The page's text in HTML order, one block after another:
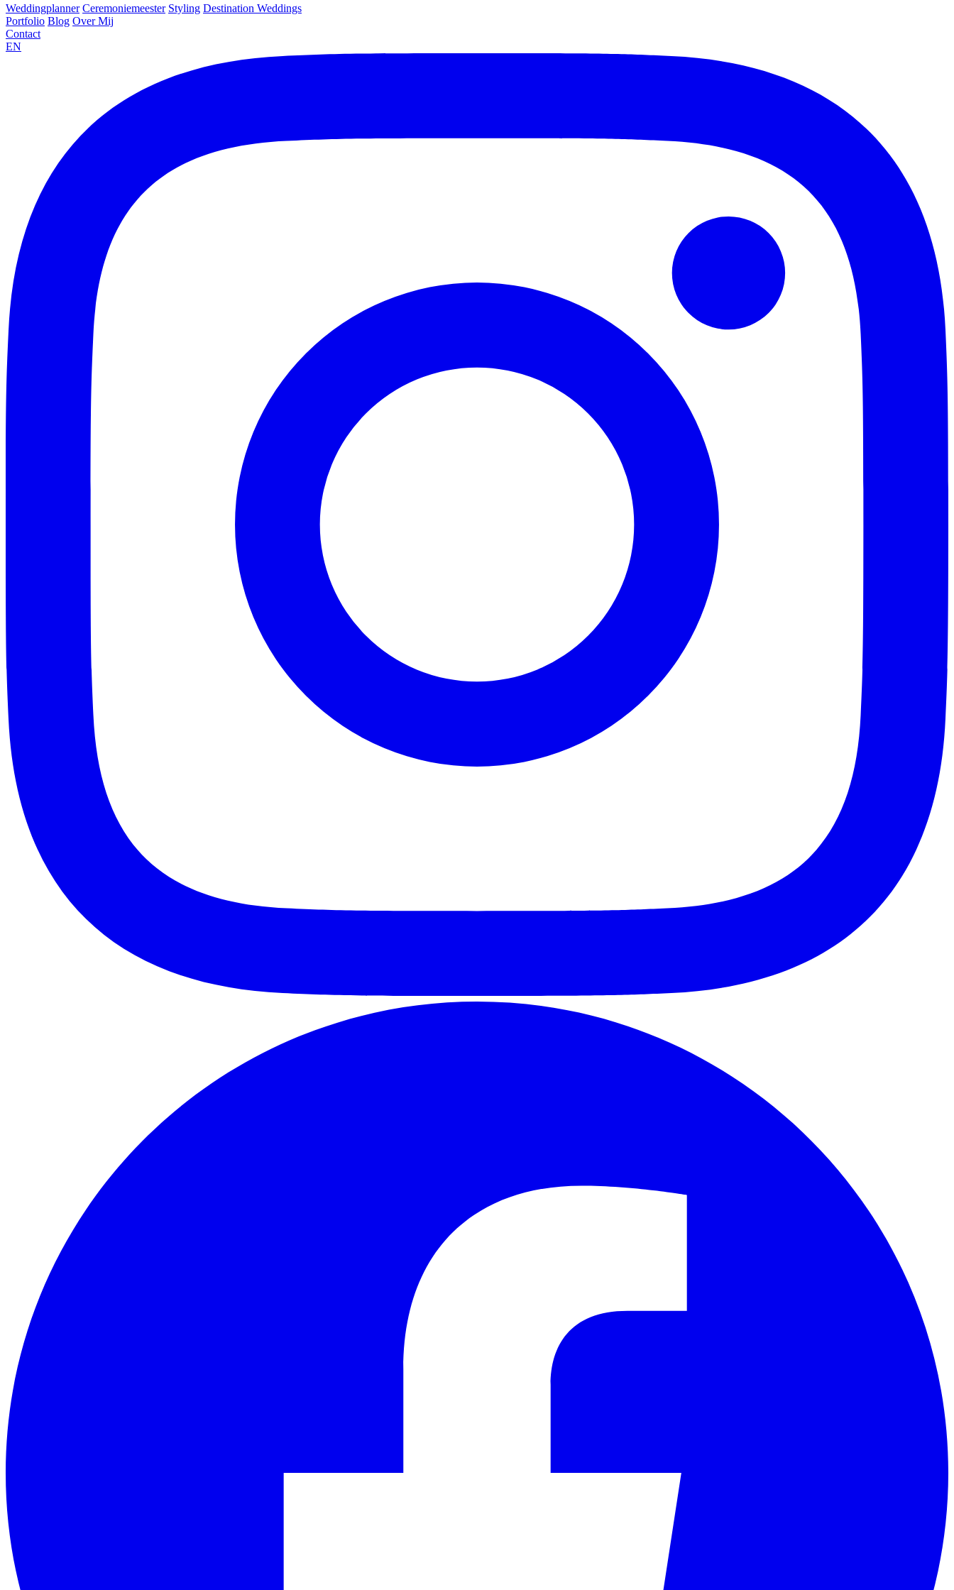
Weddingplanner Ceremoniemeester Styling Destination Weddings
Portfolio Blog Over Mij
Contact
EN